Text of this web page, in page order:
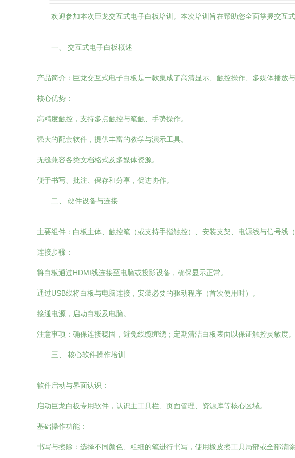
欢迎参加本次巨龙交互式电子白板培训。本次培训旨在帮助您全面掌握交互
一、 交互式电子白板概述
产品简介：巨龙交互式电子白板是一款集成了高清显示、触控操作、多媒体播放
核心优势：
高精度触控，支持多点触控与笔触、手势操作。
强大的配套软件，提供丰富的教学与演示工具。
无缝兼容各类文档格式及多媒体资源。
便于书写、批注、保存和分享，促进协作。
二、 硬件设备与连接
主要组件：白板主体、触控笔（或支持手指触控）、安装支架、电源线与信号线（
连接步骤：
将白板通过HDMI线连接至电脑或投影设备，确保显示正常。
通过USB线将白板与电脑连接，安装必要的驱动程序（首次使用时）。
接通电源，启动白板及电脑。
注意事项：确保连接稳固，避免线缆缠绕；定期清洁白板表面以保证触控灵敏度。
三、 核心软件操作培训
软件启动与界面认识：
启动巨龙白板专用软件，认识主工具栏、页面管理、资源库等核心区域。
基础操作功能：
书写与擦除：选择不同颜色、粗细的笔进行书写，使用橡皮擦工具局部或全部清除